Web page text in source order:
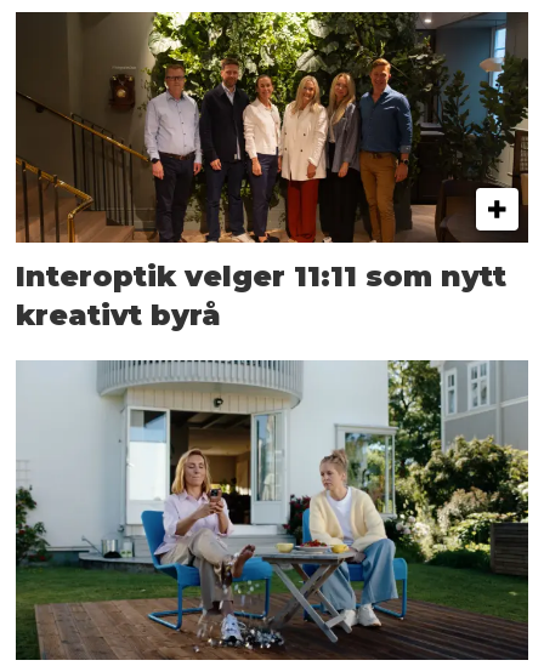
Interoptik velger 11:11 som nytt
kreativt byrå